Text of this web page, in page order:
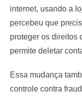
internet, usando a
percebeu que
proteger os direitos
permite deletar
Essa mudança
controle contra